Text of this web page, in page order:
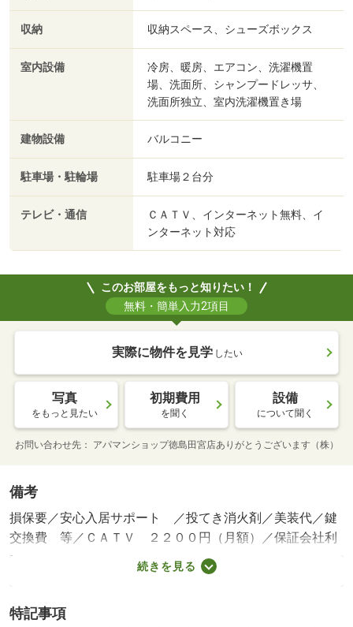
収納 収納スペース、シューズボックス
室内設備
冷房、暖房、エアコン、洗濯機置
場、洗面所、シャンプードレッサ、
洗面所独立、室内洗濯機置き場
建物設備 バルコニー
駐車場・駐輪場 駐車場２台分
テレビ・通信
ＣＡＴＶ、インターネット無料、イ
ンターネット対応
このお部屋をもっと知りたい！
無料・簡単入力2項目
実際に物件を見学 したい
写真
をもっと見たい
初期費用
を聞く
設備
について聞く
お問い合わせ先 アパマンショップ徳島田宮店ありがとうございます（株）
備考
損保要／安心入居サポート ／投てき消火剤／美装代／鍵
交換費 等／ＣＡＴＶ ２２００円（月額）／保証会社利
用必：月額賃料×５０％（初回のみ）、年間保証委託料：
１０，０００円（１年毎）／駐２台可／バストイレ別／バ
／室内洗濯置／陽当り良好／シューズボックス／南向き／
続きを見る
特記事項